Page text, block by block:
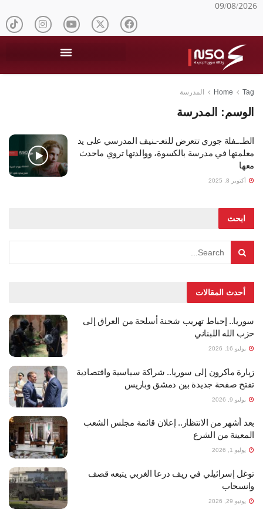
09/08/2026
Home Tag المدرسة
الوسم: المدرسة
الطـ.ـفلة جوري تتعرض للتعـ-ـنيف المدرسي على يد
معلمتها في مدرسة بالكسوة، ووالدتها تروي ماحدث
معها
أكتوبر 8, 2025
ابحث
أحدث المقالات
سوريا.. إحباط تهريب شحنة أسلحة من العراق إلى
حزب الله اللبناني
يوليو 16, 2026
زيارة ماكرون إلى سوريا.. شراكة سياسية واقتصادية
تفتح صفحة جديدة بين دمشق وباريس
يوليو 9, 2026
بعد أشهر من الانتظار.. إعلان قائمة مجلس الشعب
المعينة من الشرع
يوليو 1, 2026
توغل إسرائيلي في ريف درعا الغربي يتبعه قصف
وانسحاب
يونيو 29, 2026